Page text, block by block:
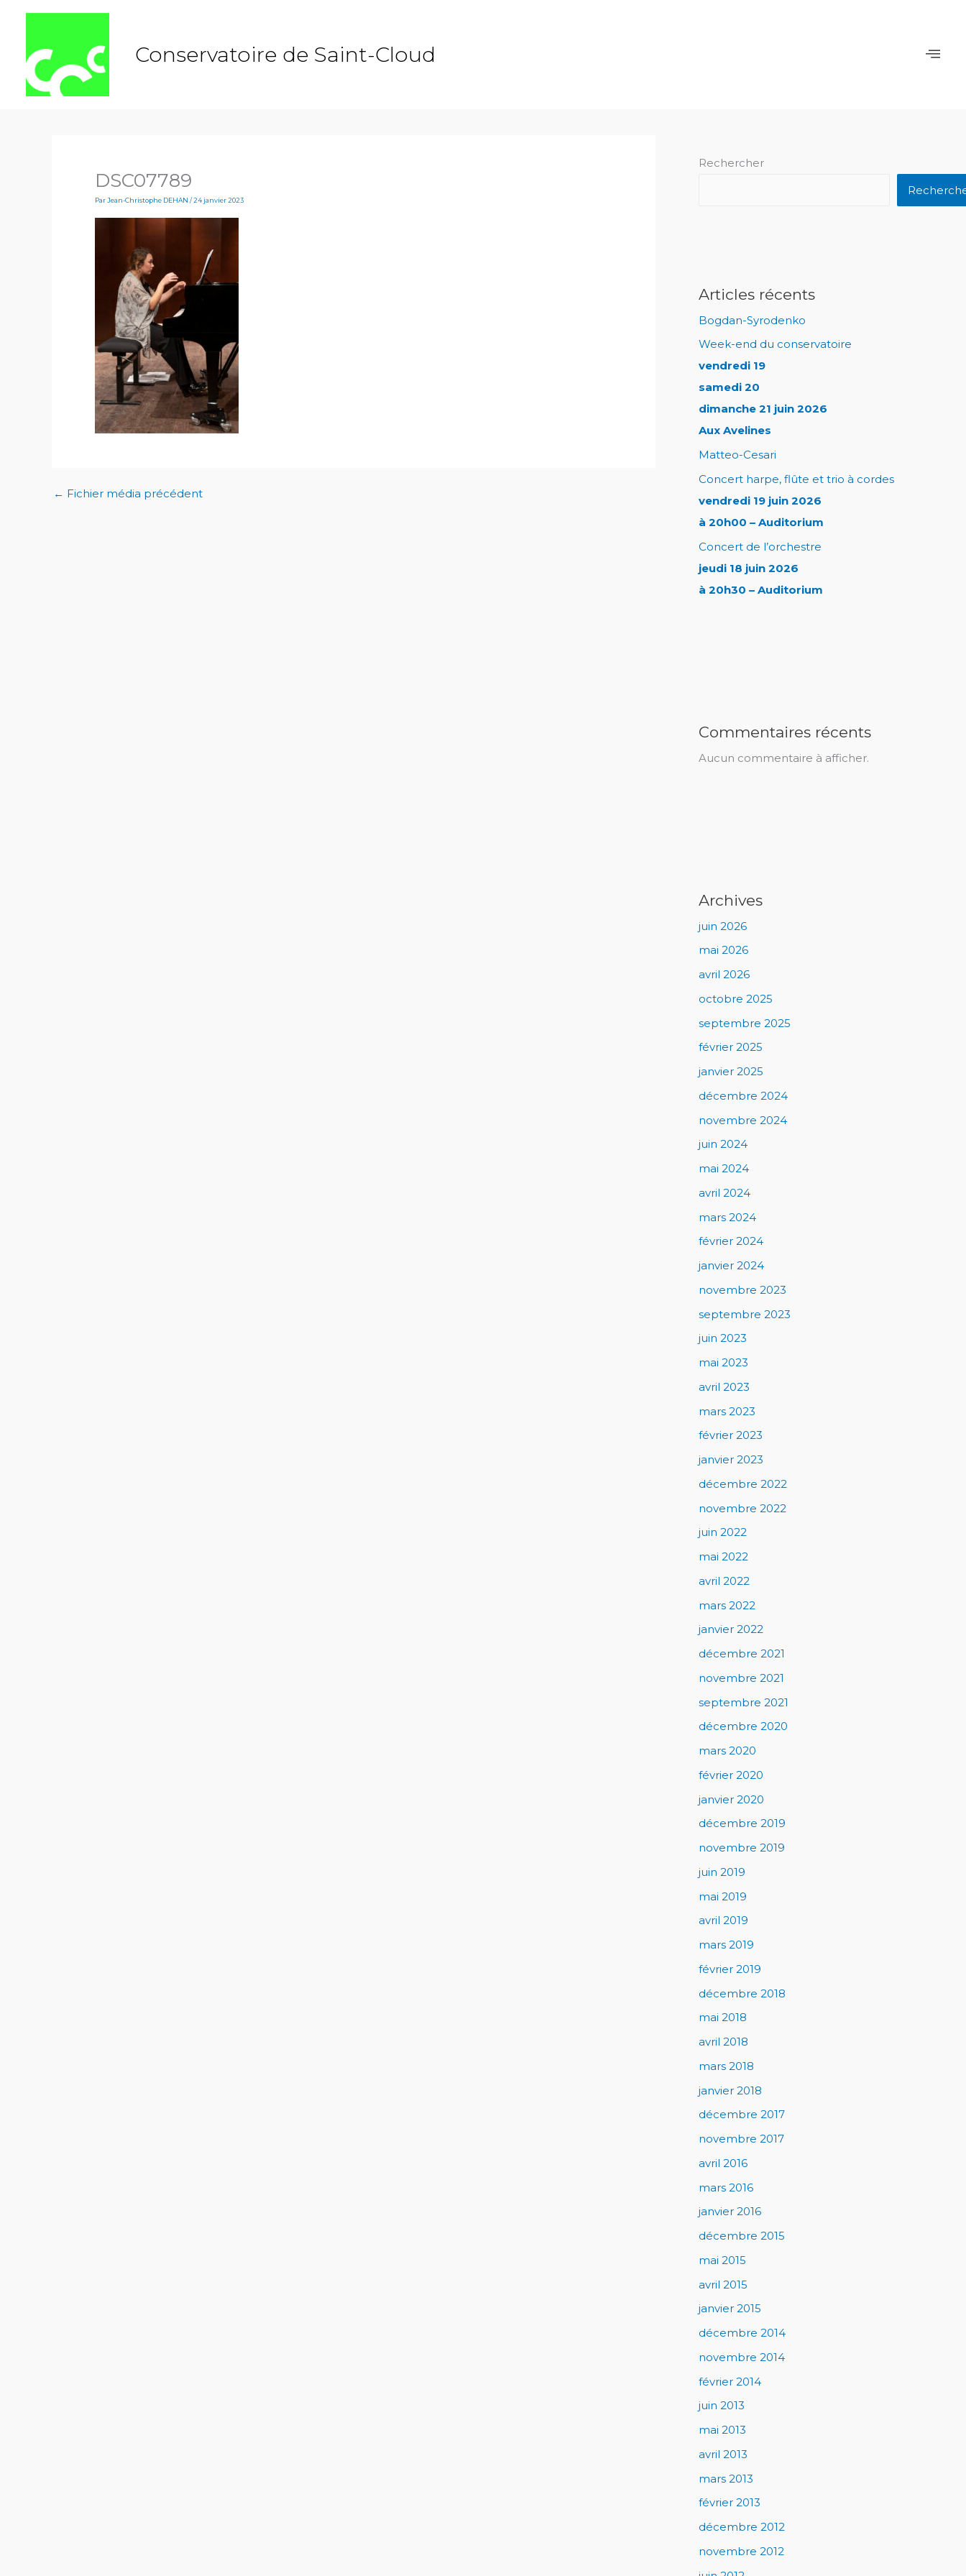
Conservatoire de Saint-Cloud
DSC07789
ParJean-Christophe DEHAN/24 janvier 2023
← Fichier média précédent
Rechercher
Articles récents
Bogdan-Syrodenko
Week-end du conservatoire
vendredi 19
samedi 20
dimanche 21 juin 2026
Aux Avelines
Matteo-Cesari
Concert harpe, flûte et trio à cordes
vendredi 19 juin 2026
à 20h00 – Auditorium
Concert de l’orchestre
jeudi 18 juin 2026
à 20h30 – Auditorium
Commentaires récents
Aucun commentaire à afficher.
Archives
juin 2026
mai 2026
avril 2026
octobre 2025
septembre 2025
février 2025
janvier 2025
décembre 2024
novembre 2024
juin 2024
mai 2024
avril 2024
mars 2024
février 2024
janvier 2024
novembre 2023
septembre 2023
juin 2023
mai 2023
avril 2023
mars 2023
février 2023
janvier 2023
décembre 2022
novembre 2022
juin 2022
mai 2022
avril 2022
mars 2022
janvier 2022
décembre 2021
novembre 2021
septembre 2021
décembre 2020
mars 2020
février 2020
janvier 2020
décembre 2019
novembre 2019
juin 2019
mai 2019
avril 2019
mars 2019
février 2019
décembre 2018
mai 2018
avril 2018
mars 2018
janvier 2018
décembre 2017
novembre 2017
avril 2016
mars 2016
janvier 2016
décembre 2015
mai 2015
avril 2015
janvier 2015
décembre 2014
novembre 2014
février 2014
juin 2013
mai 2013
avril 2013
mars 2013
février 2013
décembre 2012
novembre 2012